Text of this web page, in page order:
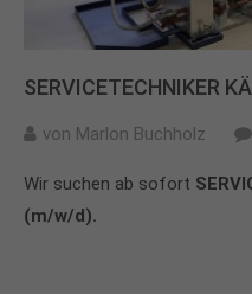
SERVICETECHNIKER
von Marlon Buchholz
Wir suchen ab sofort
(m/w/d).